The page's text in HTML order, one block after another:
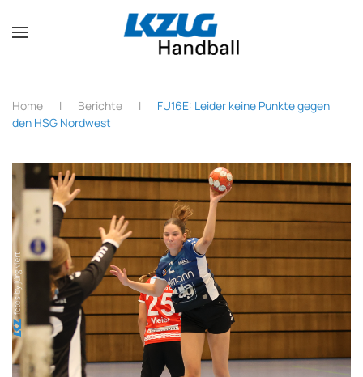
Zum Hauptinhalt springen
Home Berichte
FU16E: Leider keine Punkte gegen
den HSG Nordwest